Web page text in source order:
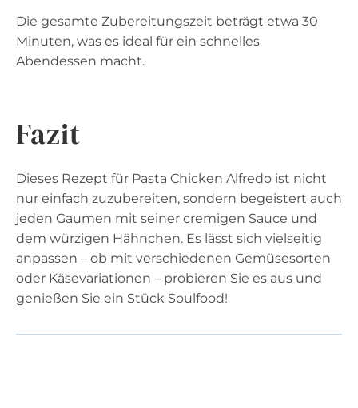
Die gesamte Zubereitungszeit beträgt etwa 30
Minuten, was es ideal für ein schnelles
Abendessen macht.
Fazit
Dieses Rezept für Pasta Chicken Alfredo ist nicht
nur einfach zuzubereiten, sondern begeistert auch
jeden Gaumen mit seiner cremigen Sauce und
dem würzigen Hähnchen. Es lässt sich vielseitig
anpassen – ob mit verschiedenen Gemüsesorten
oder Käsevariationen – probieren Sie es aus und
genießen Sie ein Stück Soulfood!